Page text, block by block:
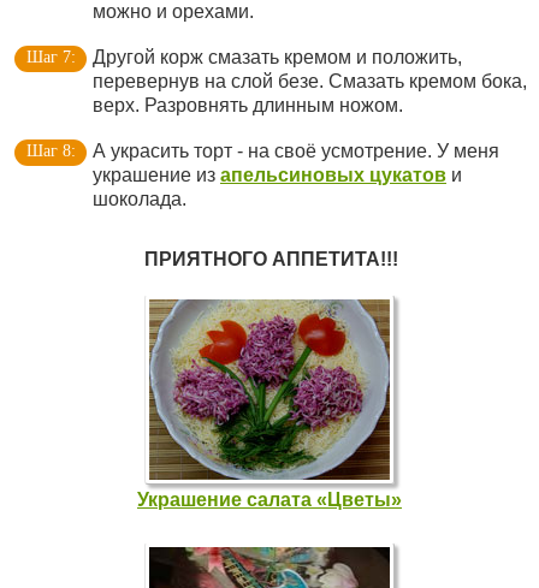
можно и орехами.
Другой корж смазать кремом и положить,
перевернув на слой безе. Смазать кремом бока,
верх. Разровнять длинным ножом.
А украсить торт - на своё усмотрение. У меня
украшение из апельсиновых цукатов и
шоколада.
ПРИЯТНОГО АППЕТИТА!!!
Украшение салата «Цветы»